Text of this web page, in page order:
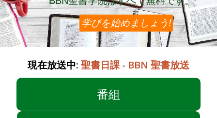
学びを始めましょう!
現在放送中: 聖書日課 - BBN 聖書放送
番組